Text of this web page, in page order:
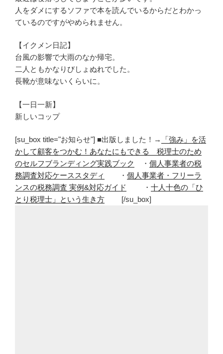
人をダメにするソファで本を読んでいるからだとわかっ
ているのですがやめられません。
【イクメン日記】
台風の影響で大雨のなか帰宅。
二人ともかなりびしょぬれでした。
長靴が意味ないくらいに。
【一日一新】
新しいコップ
[su_box title="お知らせ"] ■出版しました！→
「強み」を活
かして顧客をつかむ！あなたにもできる 税理士のため
のセルフブランディング実践ブック
・ 個人事業者の税
務調査対応ケーススタディ
・ 個人事業者・フリーラ
ンスの税務調査 実例&対応ガイド
・ 十人十色の「ひ
とり税理士」という生き方 [/su_box]